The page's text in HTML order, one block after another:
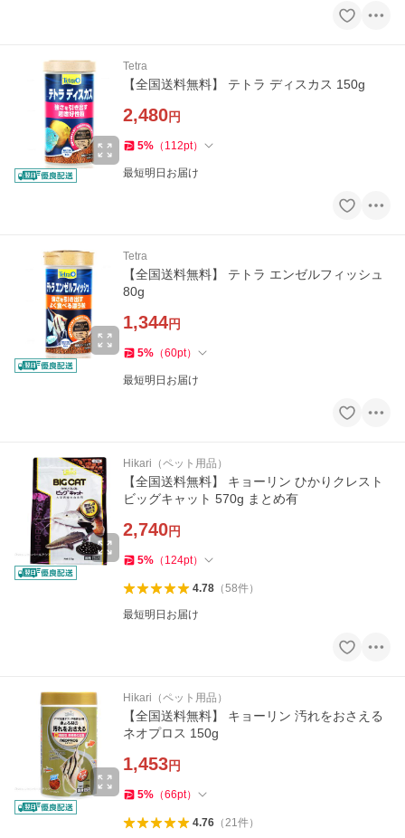
Tetra
【全国送料無料】 テトラ ディスカス 150g
2,480円
5% （ 112pt）
最短明日お届け
Tetra
【全国送料無料】 テトラ エンゼルフィッシュ
80g
1,344円
5% （60pt）
最短明日お届け
Hikari（ペット用品）
【全国送料無料】 キョーリン ひかりクレスト
ビッグキャット 570g まとめ有
2,740円
5% （ 124pt）
4.78（58件）
最短明日お届け
Hikari（ペット用品）
【全国送料無料】 キョーリン 汚れをおさえる
ネオプロス 150g
1,453円
5% （66pt）
4.76（21件）